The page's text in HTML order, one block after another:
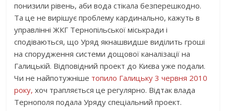
понизили рівень, аби вода стікала безперешкодно.
Та це не вирішує проблему кардинально, кажуть в
управлінні ЖКГ Тернопільської міськради і
сподіваються, що Уряд якнашвидше виділить гроші
на спорудження системи дощової каналізації на
Галицькій. Відповідний проект до Києва уже подали.
Чи не найпотужніше топило Галицьку 3 червня 2010
року, хоч трапляється це регулярно. Відтак влада
Тернополя подала Уряду спеціальний проект.